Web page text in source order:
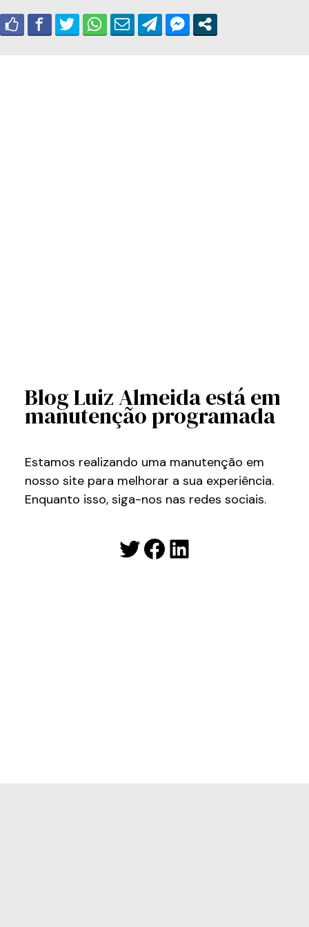
Blog Luiz Almeida está em
manutenção programada
Estamos realizando uma manutenção em
nosso site para melhorar a sua experiência.
Enquanto isso, siga-nos nas redes sociais.
Twitter
Facebook
LinkedIn